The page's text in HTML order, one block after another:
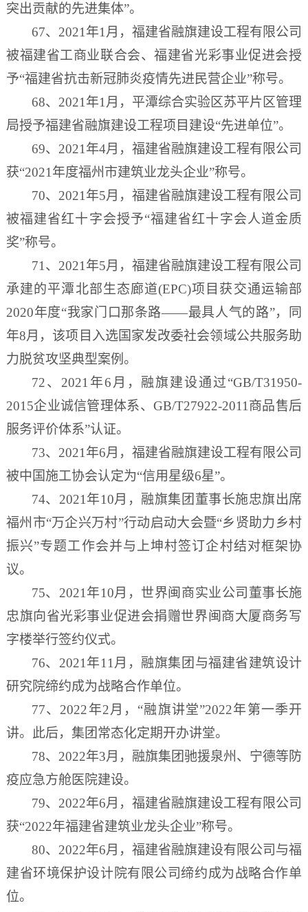
突出贡献的先进集体”。
67、2021年1月，福建省融旗建设工程有限公司
被福建省工商业联合会、福建省光彩事业促进会授
予“福建省抗击新冠肺炎疫情先进民营企业”称号。
68、2021年1月，平潭综合实验区苏平片区管理
局授予福建省融旗建设工程项目建设“先进单位”。
69、2021年4月，福建省融旗建设工程有限公司
获“2021年度福州市建筑业龙头企业”称号。
70、2021年5月，福建省融旗建设工程有限公司
被福建省红十字会授予“福建省红十字会人道金质
奖”称号。
71、2021年5月，福建省融旗建设工程有限公司
承建的平潭北部生态廊道(EPC)项目获交通运输部
2020年度“我家门口那条路——最具人气的路”，同
年8月，该项目入选国家发改委社会领域公共服务助
力脱贫攻坚典型案例。
72、2021年6月，融旗建设通过“GB/T31950-
2015企业诚信管理体系、GB/T27922-2011商品售后
服务评价体系”认证。
73、2021年6月，福建省融旗建设工程有限公司
被中国施工协会认定为“信用星级6星”。
74、2021年10月，融旗集团董事长施忠旗出席
福州市“万企兴万村”行动启动大会暨“乡贤助力乡村
振兴”专题工作会并与上坤村签订企村结对框架协
议。
75、2021年10月，世界闽商实业公司董事长施
忠旗向省光彩事业促进会捐赠世界闽商大厦商务写
字楼举行签约仪式。
76、2021年11月，融旗集团与福建省建筑设计
研究院缔约成为战略合作单位。
77、2022年2月，“融旗讲堂”2022年第一季开
讲。此后，集团常态化定期开办讲堂。
78、2022年3月，融旗集团驰援泉州、宁德等防
疫应急方舱医院建设。
79、2022年6月，福建省融旗建设工程有限公司
获“2022年福建省建筑业龙头企业”称号。
80、2022年6月，福建省融旗建设有限公司与福
建省环境保护设计院有限公司缔约成为战略合作单
位。